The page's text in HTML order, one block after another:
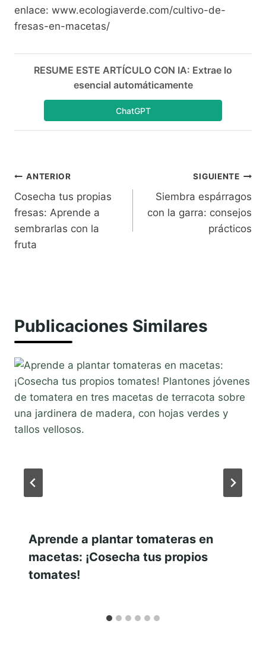
enlace: www.ecologiaverde.com/cultivo-de-
fresas-en-macetas/
RESUME ESTE ARTÍCULO CON IA: Extrae lo
esencial automáticamente
ChatGPT
Navegación
de
entradas
ANTERIOR
Cosecha tus propias
fresas: Aprende a
sembrarlas con la
fruta
SIGUIENTE
Siembra espárragos
con la garra: consejos
prácticos
Publicaciones Similares
Aprende a plantar tomateras en
macetas: ¡Cosecha tus propios
tomates!